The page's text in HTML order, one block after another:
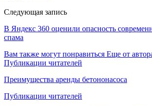
Следующая запись
В Яндекс 360 оценили опасность
спама
Вам также могут понравиться Еще от
Публикации читателей
Преимущества аренды бетононасоса
Публикации читателей